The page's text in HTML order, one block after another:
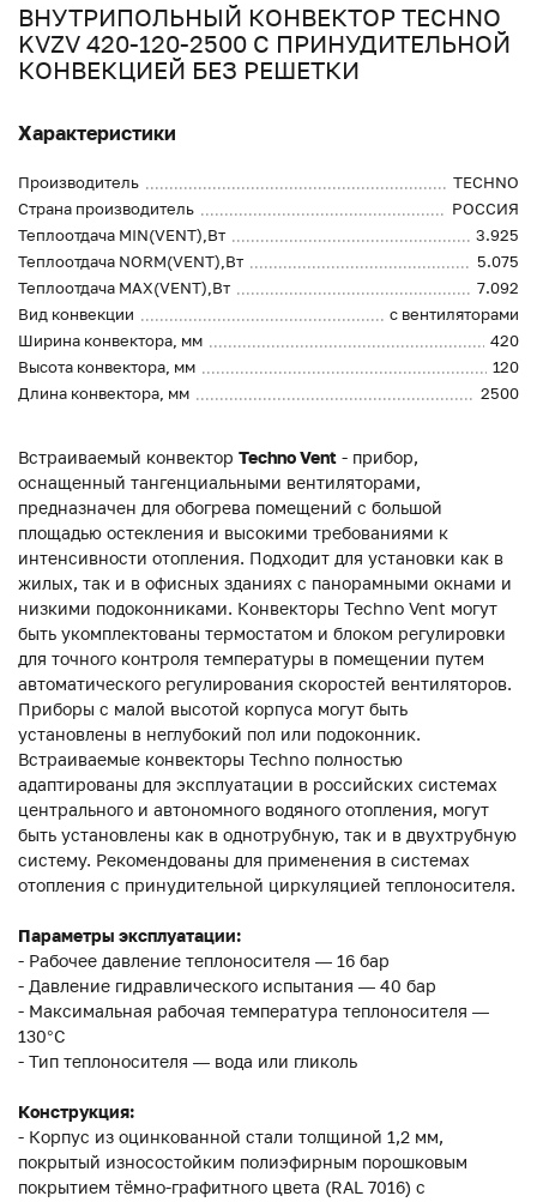
ВНУТРИПОЛЬНЫЙ КОНВЕКТОР TECHNO
KVZV 420-120-2500 С ПРИНУДИТЕЛЬНОЙ
КОНВЕКЦИЕЙ БЕЗ РЕШЕТКИ
Характеристики
Производитель
TECHNO
Страна производитель
РОССИЯ
Теплоотдача MIN(VENT),Вт
3.925
Теплоотдача NORM(VENT),Вт
5.075
Теплоотдача MAX(VENT),Вт
7.092
Вид конвекции
с вентиляторами
Ширина конвектора, мм
420
Высота конвектора, мм
120
Длина конвектора, мм
2500
Встраиваемый конвектор Techno Vent - прибор,
оснащенный тангенциальными вентиляторами,
предназначен для обогрева помещений с большой
площадью остекления и высокими требованиями к
интенсивности отопления. Подходит для установки как в
жилых, так и в офисных зданиях с панорамными окнами и
низкими подоконниками. Конвекторы Techno Vent могут
быть укомплектованы термостатом и блоком регулировки
для точного контроля температуры в помещении путем
автоматического регулирования скоростей вентиляторов.
Приборы с малой высотой корпуса могут быть
установлены в неглубокий пол или подоконник.
Встраиваемые конвекторы Techno полностью
адаптированы для эксплуатации в российских системах
центрального и автономного водяного отопления, могут
быть установлены как в однотрубную, так и в двухтрубную
систему. Рекомендованы для применения в системах
отопления с принудительной циркуляцией теплоносителя.
Параметры эксплуатации:
- Рабочее давление теплоносителя — 16 бар
- Давление гидравлического испытания — 40 бар
- Максимальная рабочая температура теплоносителя —
130°С
- Тип теплоносителя — вода или гликоль
Конструкция:
- Корпус из оцинкованной стали толщиной 1,2 мм,
покрытый износостойким полиэфирным порошковым
покрытием тёмно-графитного цвета (RAL 7016) с